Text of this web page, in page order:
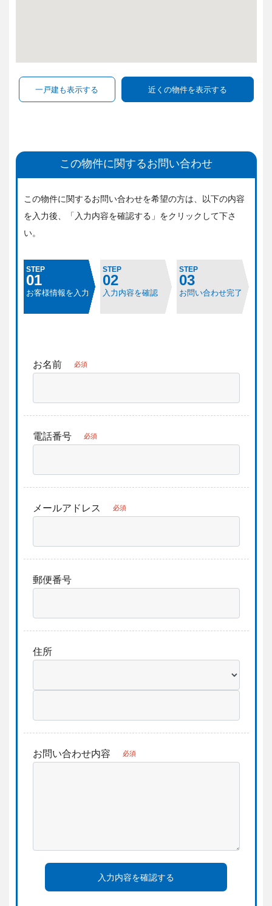
この物件に関するお問い合わせ
この物件に関するお問い合わせを希望の方は、 以下の内容
を入力後、「入力内容を確認する」をクリックして下さ
い。
STEP
01
お客様情報を入力
STEP
02
入力内容を確認
STEP
03
お問い合わせ完了
お名前 必須
電話番号 必須
メールアドレス 必須
郵便番号
住所
お問い合わせ内容 必須
入力内容を確認する